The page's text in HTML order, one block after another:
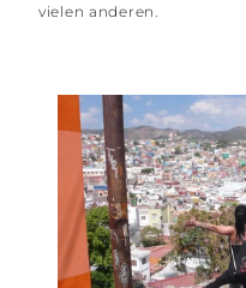
vielen anderen.